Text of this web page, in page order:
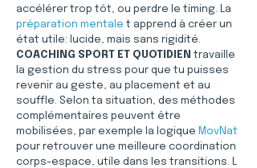
accélérer trop tôt, ou perdre le timing. La
préparation mentale t apprend à créer un
état utile: lucide, mais sans rigidité.
COACHING SPORT ET QUOTIDIEN travaille
la gestion du stress pour que tu puisses
revenir au geste, au placement et au
souffle. Selon ta situation, des méthodes
complémentaires peuvent être
mobilisées, par exemple la logique MovNat
pour retrouver une meilleure coordination
corps-espace, utile dans les transitions. L